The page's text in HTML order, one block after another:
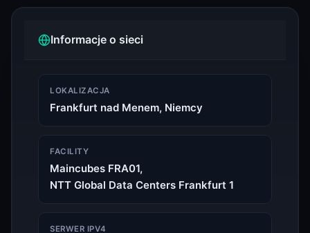
Informacje o sieci
LOKALIZACJA
Frankfurt nad Menem, Niemcy
FACILITY
Maincubes FRA01,
NTT Global Data Centers Frankfurt 1
SERWER IPV4